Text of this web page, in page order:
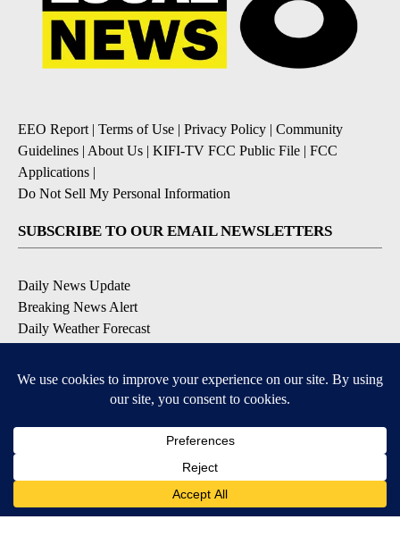
EEO Report| Terms of Use | Privacy Policy | Community
Guidelines | About Us | KIFI-TV FCC Public File | FCC
Applications |
Do Not Sell My Personal Information
SUBSCRIBE TO OUR EMAIL NEWSLETTERS
Daily News Update
Breaking News Alert
Daily Weather Forecast
Contests and Promotions
DOWNLOAD OUR APPS
Available for iOS and Android